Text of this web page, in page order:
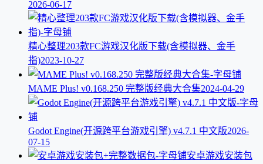
2026-06-17
精心整理203款FC游戏汉化版下载(含模拟器、金手
指)2023-10-27
MAME Plus! v0.168.250 完整版经典大合集2024-04-29
Godot Engine(开源跨平台游戏引擎) v4.7.1 中文版2026-
07-15
安卓游戏安装包